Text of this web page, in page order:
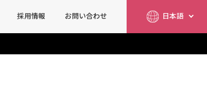
採用情報 お問い合わせ 日本語